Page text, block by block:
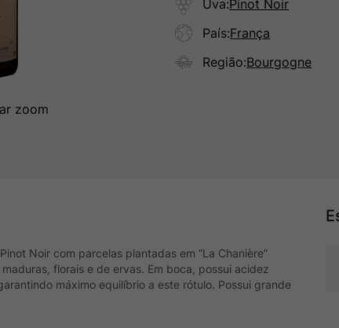
Uva:Pinot Noir
País:França
Região:Bourgogne
Noir com parcelas plantadas em “La Chanière”
florais e de ervas. Em boca, possui acidez
máximo equilíbrio a este rótulo. Possui grande